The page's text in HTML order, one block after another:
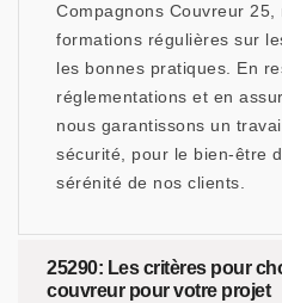
Compagnons Couvreur
formations régulières sur
les bonnes pratiques. En
réglementations et en
nous garantissons un
sécurité, pour le bien-être
sérénité de nos clients.
25290: Les critères pour
couvreur pour votre projet